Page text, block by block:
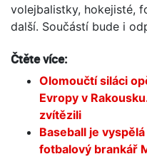
volejbalistky, hokejisté,
další. Součástí bude i
Čtěte více:
Olomoučtí siláci
Evropy v
zvítězili
Baseball je
fotbalový brankář